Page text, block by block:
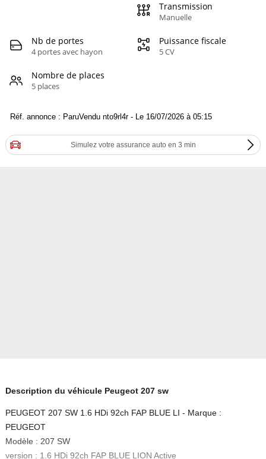
Transmission
Manuelle
Nb de portes
4 portes avec hayon
Puissance fiscale
5 CV
Nombre de places
5 places
Réf. annonce : ParuVendu nto9rl4r - Le 16/07/2026 à 05:15
Simulez votre assurance auto en 3 min
Description du véhicule Peugeot 207 sw
PEUGEOT 207 SW 1.6 HDi 92ch FAP BLUE LI - Marque :
PEUGEOT
Modèle : 207 SW
version : 1.6 HDi 92ch FAP BLUE LION Active